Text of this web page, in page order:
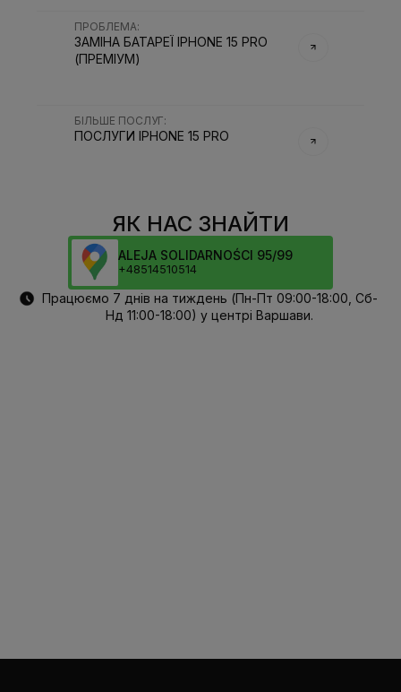
ПРОБЛЕМА:
ЗАМІНА БАТАРЕЇ IPHONE 15 PRO
(ПРЕМІУМ)
БІЛЬШЕ ПОСЛУГ:
ПОСЛУГИ IPHONE 15 PRO
ЯК НАС ЗНАЙТИ
ALEJA SOLIDARNOŚCI 95/99
+48514510514
Працюємо 7 днів на тиждень (Пн-Пт 09:00-18:00, Сб-
Нд 11:00-18:00) у центрі Варшави.